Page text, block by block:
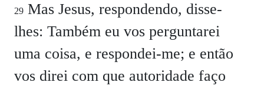
29 Mas Jesus, respondendo, disse-
lhes: Também eu vos perguntarei
uma coisa, e respondei-me; e então
vos direi com que autoridade faço